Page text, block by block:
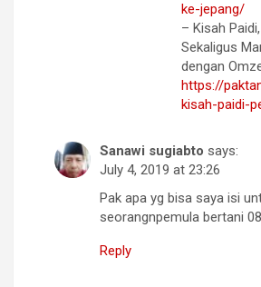
ke-jepang/
– Kisah
Sekaligus
dengan
https://
kisah-paidi-
Sanawi sugiabto says:
July 4, 2019 at 23:26
Pak apa yg bisa saya isi
seorangnpemula bertani
Reply